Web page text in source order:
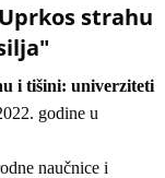
strahu
i tišini: univerziteti
godine u
naučnice i